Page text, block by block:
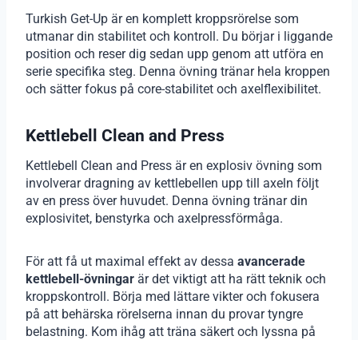
Turkish Get-Up är en komplett kroppsrörelse som
utmanar din stabilitet och kontroll. Du börjar i liggande
position och reser dig sedan upp genom att utföra en
serie specifika steg. Denna övning tränar hela kroppen
och sätter fokus på core-stabilitet och axelflexibilitet.
Kettlebell Clean and Press
Kettlebell Clean and Press är en explosiv övning som
involverar dragning av kettlebellen upp till axeln följt
av en press över huvudet. Denna övning tränar din
explosivitet, benstyrka och axelpressförmåga.
För att få ut maximal effekt av dessa avancerade
kettlebell-övningar är det viktigt att ha rätt teknik och
kroppskontroll. Börja med lättare vikter och fokusera
på att behärska rörelserna innan du provar tyngre
belastning. Kom ihåg att träna säkert och lyssna på